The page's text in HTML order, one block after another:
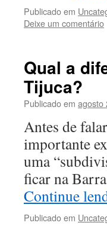
Publicado em
Deixe um comentário
Qual a
Tijuca?
Publicado em agosto
Antes de
importante
uma
ficar na
Continue
Publicado em